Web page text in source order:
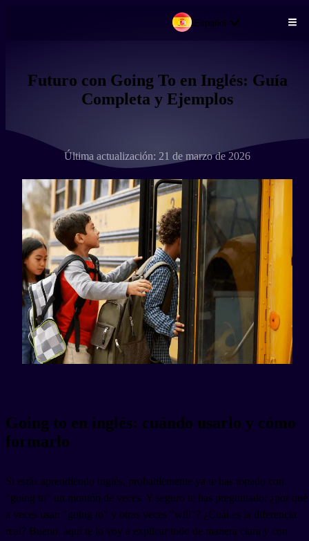
Español
Futuro con Going To en Inglés: Guía
Completa y Ejemplos
Última actualización: 21 de marzo de 2026
Going to en inglés: cuándo usarlo y cómo
formarlo
Si estás aprendiendo inglés, probablemente ya te has topado con
"going to" un montón de veces. Y seguro te has preguntado: ¿por qué
a veces usan "going to" y otras veces "will"? ¿Cuál es la diferencia
real? Bueno, aquí te lo voy a explicar todo de manera clara y con